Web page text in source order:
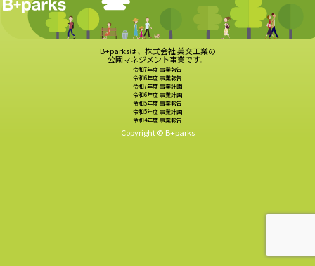
B+parksは、株式会社 美交工業の
公園マネジメント事業です。
令和7年度 事業報告
令和6年度 事業報告
令和7年度 事業計画
令和6年度 事業計画
令和5年度 事業報告
令和5年度 事業計画
令和4年度 事業報告
Copyright © B+parks